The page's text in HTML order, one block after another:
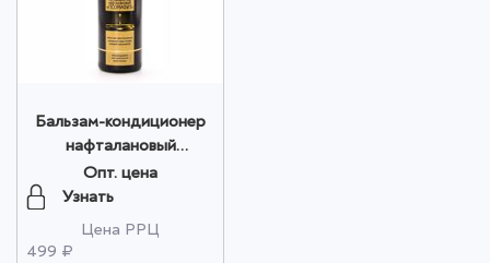
Бальзам-кондиционер
нафталановый
"Псорифит"280 мл.
оптом
Опт. цена
Узнать
Цена РРЦ
499 ₽